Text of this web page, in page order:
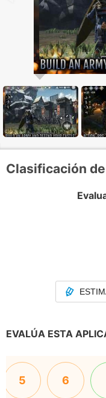
Clasificación
EVALÚA ESTA
5 6